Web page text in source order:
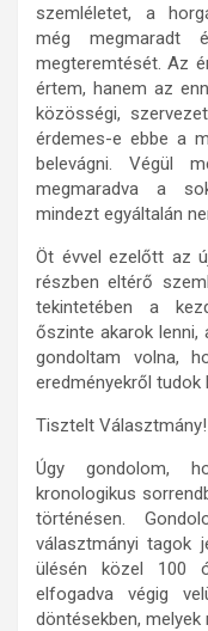
szemléletet, a
még megmaradt
megteremtését. Az
értem, hanem az
közösségi,
érdemes-e ebbe a
belevágni. Végül
megmaradva a
mindezt egyáltalán
Öt évvel ezelőtt az
részben eltérő
tekintetében a
őszinte akarok lenni,
gondoltam volna,
eredményekről tudok
Tisztelt Választmány!
Úgy gondolom,
kronologikus
történésen.
választmányi tagok
ülésén közel 100
elfogadva végig
döntésekben,